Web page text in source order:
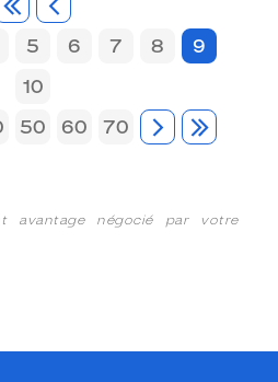
5 6 7 8
9
10
50 60 70
avantage négocié par votre